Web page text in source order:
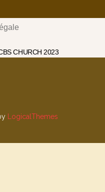
CHURCH 2023
LogicalThemes